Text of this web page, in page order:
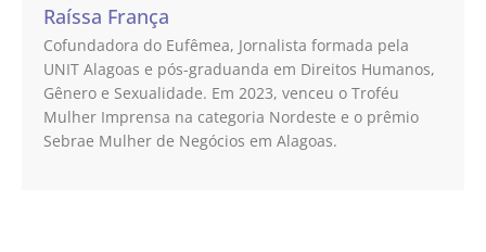
Raíssa França
Cofundadora do Eufêmea, Jornalista formada pela
UNIT Alagoas e pós-graduanda em Direitos Humanos,
Gênero e Sexualidade. Em 2023, venceu o Troféu
Mulher Imprensa na categoria Nordeste e o prêmio
Sebrae Mulher de Negócios em Alagoas.